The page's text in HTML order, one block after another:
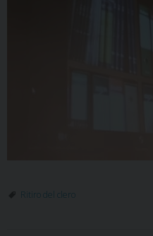
Ritiro del clero